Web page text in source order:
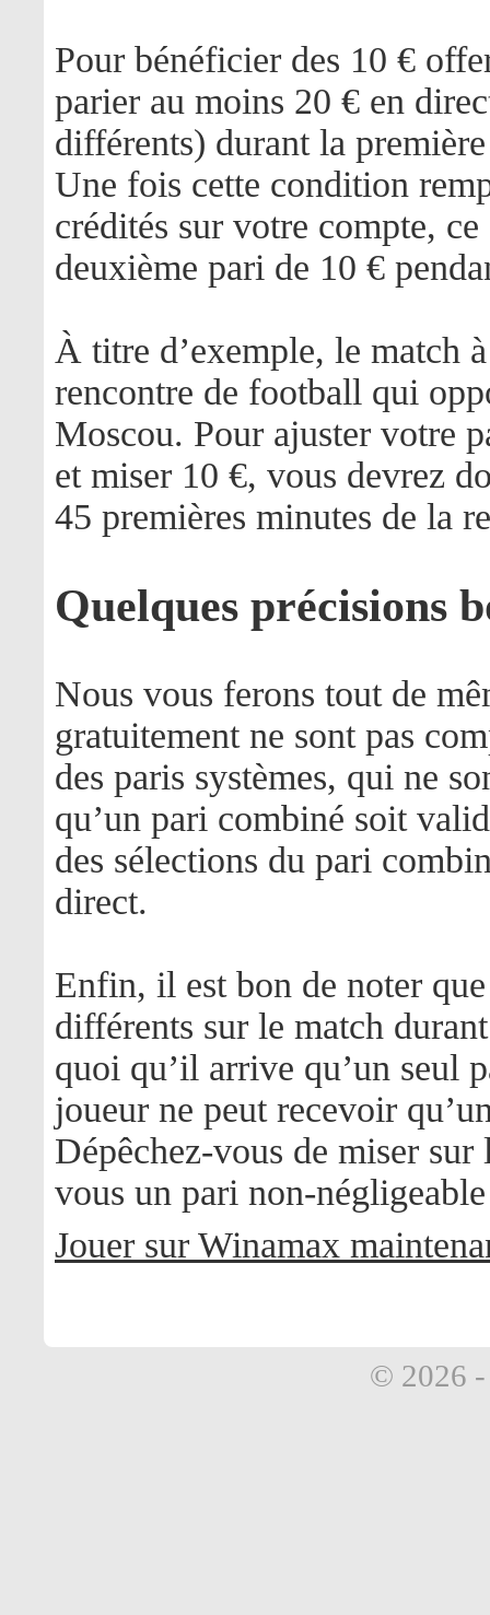
Pour bénéficier des 10 €
parier au moins 20 € en
différents) durant la
Une fois cette condition
crédités sur votre compte,
deuxième pari de 10 €
À titre d’exemple, le match
rencontre de football qui
Moscou. Pour ajuster votre
et miser 10 €, vous devrez
45 premières minutes de la
Quelques précisions
Nous vous ferons tout de
gratuitement ne sont pas
des paris systèmes, qui ne
qu’un pari combiné soit
des sélections du pari
direct.
Enfin, il est bon de noter
différents sur le match
quoi qu’il arrive qu’un seul
joueur ne peut recevoir
Dépêchez-vous de miser
vous un pari non-
Jouer sur Winamax
© 2026